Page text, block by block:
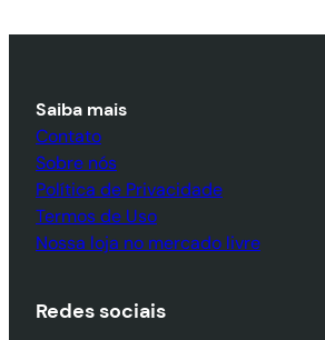
Saiba mais
Contato
Sobre nós
Política de Privacidade
Termos de Uso
Nossa loja no mercado livre
Redes sociais